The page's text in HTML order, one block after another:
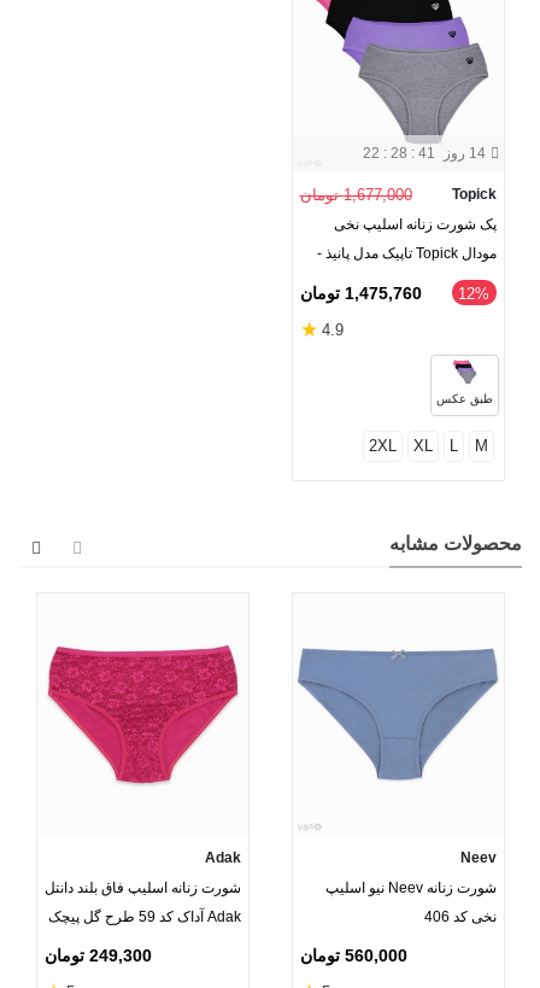
14 روز 22 : 28 : 40
Topick 1,677,000 تومان
پک شورت زنانه اسلیپ نخی
مودال Topick تاپیک مدل پانیذ -
بسته 4 عددی
‎12% 1,475,760 تومان
4.9
★
طبق عکس
M
L
XL
2XL
محصولات مشابه
Neev
شورت زنانه Neev نیو اسلیپ
نخی کد 406
560,000 تومان
Adak
شورت زنانه اسلیپ فاق بلند دانتل
Adak آداک کد 59 طرح گل پیچک
249,300 تومان